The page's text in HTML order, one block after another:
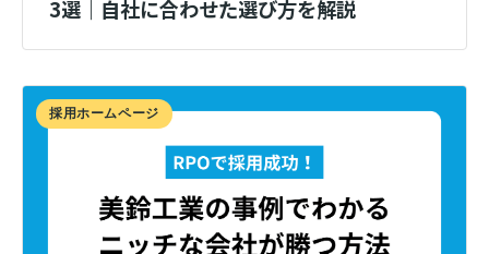
3選｜自社に合わせた選び方を解説
採用ホームページ